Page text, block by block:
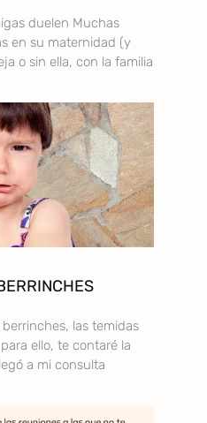
duelen Muchas
en su maternidad (y
o sin ella, con la familia
las temidas
ello, te contaré la
a mi consulta